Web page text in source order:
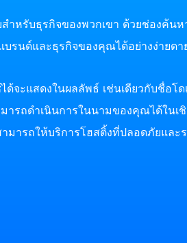
ำหรับธุรกิจของพวกเขา ด้วยช่องค้น
รนด์และธุรกิจของคุณได้อย่างง่ายดา
จะแสดงในผลลัพธ์ เช่นเดียวกับชื่อโ
รถดำเนินการในนามของคุณได้ในเชิ
มารถให้บริการโฮสติ้งที่ปลอดภัยและ